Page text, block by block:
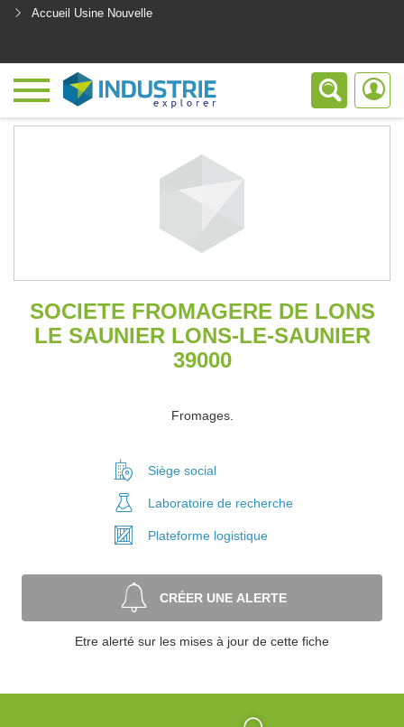
Accueil Usine Nouvelle
SOCIETE FROMAGERE DE LONS
LE SAUNIER LONS-LE-SAUNIER
39000
Fromages.
Siège social
Laboratoire de recherche
Plateforme logistique
CRÉER UNE ALERTE
Etre alerté sur les mises à jour de cette fiche